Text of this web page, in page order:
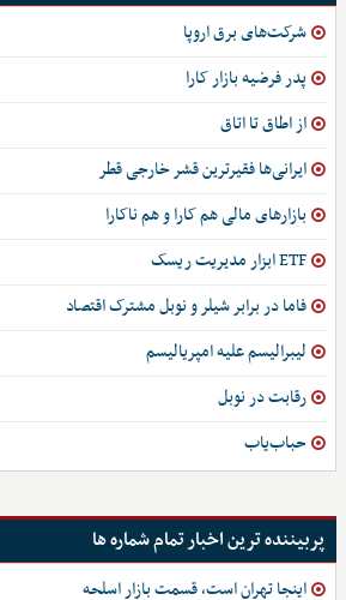
شرکت‌های برق اروپا
پدر فرضیه بازار کارا
از اطاق تا اتاق
ایرانی‌ها فقیرترین قشر خارجی قطر
بازارهای مالی هم کارا و هم ناکارا
ETF ابزار مدیریت ریسک
فاما در برابر شیلر و نوبل مشترک اقتصاد
لیبرالیسم علیه امپریالیسم
رقابت در نوبل
حباب‌یاب
پربیننده ترین اخبار تمام شماره ها
اینجا تهران است، قسمت بازار اسلحه